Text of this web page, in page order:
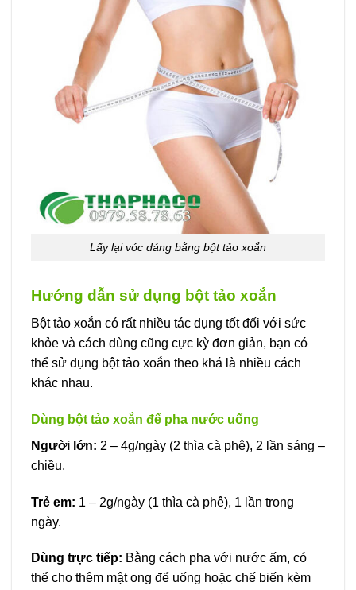
Lấy lại vóc dáng bằng bột tảo xoắn
Hướng dẫn sử dụng bột tảo xoắn
Bột tảo xoắn có rất nhiều tác dụng tốt đối với sức
khỏe và cách dùng cũng cực kỳ đơn giản, bạn có
thể sử dụng bột tảo xoắn theo khá là nhiều cách
khác nhau.
Dùng bột tảo xoắn để pha nước uống
Người lớn: 2 – 4g/ngày (2 thìa cà phê), 2 lần sáng –
chiều.
Trẻ em: 1 – 2g/ngày (1 thìa cà phê), 1 lần trong
ngày.
Dùng trực tiếp: Bằng cách pha với nước ấm, có
thể cho thêm mật ong để uống hoặc chế biến kèm